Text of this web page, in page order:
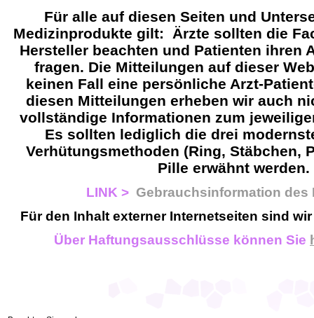
Für alle auf diesen Seiten und
Medizinprodukte gilt: Ärzte sollten die
Hersteller beachten und Patienten ihren
fragen. Die Mitteilungen auf dieser
keinen Fall eine persönliche Arzt-
diesen Mitteilungen erheben wir auch
vollständige Informationen zum
Es sollten lediglich die drei
Verhütungsmethoden (Ring, Stäbchen,
Pille erwähnt werden.
LINK > Gebrauchsinformation des
Für den Inhalt externer Internetseiten sind
Über Haftungsausschlüsse können Sie